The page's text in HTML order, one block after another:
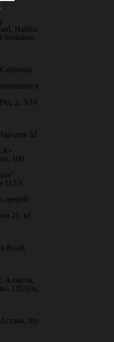
Halifax
Yorkshire,
в
д. 5/10
52
100
112/3
дверей
21, к1
Road,
Алматы,
135/10а,
пр-